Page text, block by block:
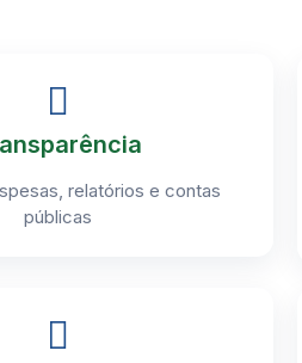
relatórios e contas
públicas